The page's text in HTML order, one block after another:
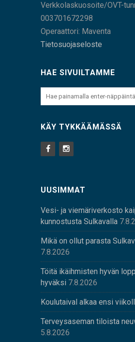
Verkkolaskuosoite/OVT-
003701672298
Operaattori: Maventa
Tietosuojaseloste
HAE SIVUILTAMME
KÄY TYKKÄÄMÄSSÄ
UUSIMMAT
Vesi- ja viemäriverkosto
kunnostusta Sulkavalla
Mikä on ollut parasta
7.8.2026
Töitä ikäihmisten hyvän
hyväksi 7.8.2026
Koulutaival alkaa ensi
Terveysaseman tiloista
5.8.2026